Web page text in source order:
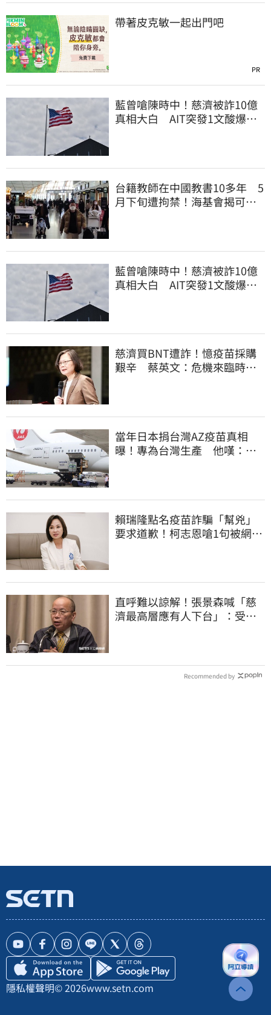
帶著皮克敏一起出門吧
PR
藍曾嗆陳時中！慈濟被詐10億
真相大白 AIT突發1文酸爆…
台籍教師在中國教書10多年 5
月下旬遭拘禁！海基會揭可能
藍曾嗆陳時中！慈濟被詐10億
真相大白 AIT突發1文酸爆…
慈濟買BNT遭詐！憶疫苗採購
艱辛 蔡英文：危機來臨時務
當年日本捐台灣AZ疫苗真相
曝！專為台灣生產 他嘆：藍
賴瑞隆點名疫苗詐騙「幫兇」
要求道歉！柯志恩嗆1句被網罵
直呼難以諒解！張景森喊「慈
濟最高層應有人下台」：受害
Recommended by
隱私權聲明© 2026www.setn.com